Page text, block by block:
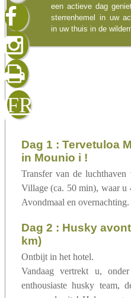
FR
Ik heb het
sluiten
een actieve dag
sterrenhemel in uw
in uw thuis in de
dag 1 : Tervetuloa Mounioon ! Welkom
in Mounio i !
Transfer van de
Village (ca. 50 min), waar u
Avondmaal en overnachting.
dag 2 : Husky avontuur (+/- 3h - +/- 18
km)
Ontbijt in het hotel.
Vandaag vertrekt u,
enthousiaste husky team,